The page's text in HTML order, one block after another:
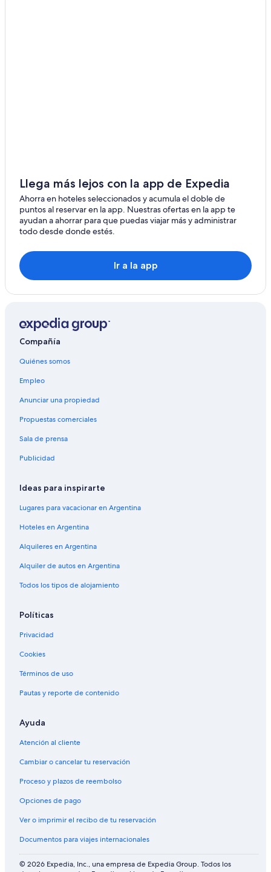
Hoteles en Malabo
Llega más lejos con la app de Expedia
Ahorra en hoteles seleccionados y acumula el doble de
puntos al reservar en la app. Nuestras ofertas en la app te
ayudan a ahorrar para que puedas viajar más y administrar
todo desde donde estés.
Ir a la app
Compañía
Quiénes somos
Empleo
Anunciar una propiedad
Propuestas comerciales
Sala de prensa
Publicidad
Ideas para inspirarte
Lugares para vacacionar en Argentina
Hoteles en Argentina
Alquileres en Argentina
Alquiler de autos en Argentina
Todos los tipos de alojamiento
Políticas
Privacidad
Cookies
Términos de uso
Pautas y reporte de contenido
Ayuda
Atención al cliente
Cambiar o cancelar tu reservación
Proceso y plazos de reembolso
Opciones de pago
Ver o imprimir el recibo de tu reservación
Documentos para viajes internacionales
© 2026 Expedia, Inc., una empresa de Expedia Group. Todos los